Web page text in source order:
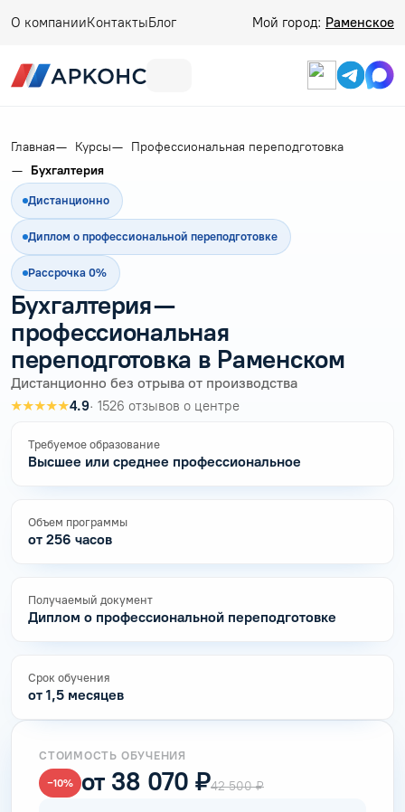
О компанииКонтактыБлог Мой город: Раменское
Главная Курсы
Профессиональная переподготовка
Бухгалтерия
Дистанционно
Диплом о профессиональной переподготовке
Рассрочка 0%
Бухгалтерия —
профессиональная
переподготовка в Раменском
Дистанционно без отрыва от производства
★★★★★4.9· 1526 отзывов о центре
Требуемое образование
Высшее или среднее профессиональное
Объем программы
от 256 часов
Получаемый документ
Диплом о профессиональной переподготовке
Срок обучения
от 1,5 месяцев
СТОИМОСТЬ ОБУЧЕНИЯ
−10% от 38 070 ₽42 500 ₽